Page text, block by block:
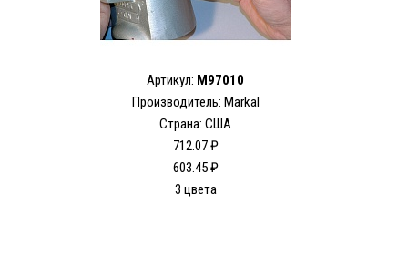
Артикул: M97010
Производитель: Markal
Страна: США
712.07 ₽
603.45 ₽
3 цвета